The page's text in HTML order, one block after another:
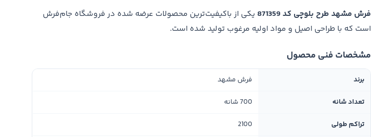
فرش مشهد طرح بلوچی کد 871359
یکی از باکیفیت‌ترین محصولات عرضه شده در فروشگاه جام‌فرش
است که با طراحی اصیل و مواد اولیه مرغوب تولید شده است.
مشخصات فنی محصول
برند فرش مشهد
تعداد شانه 700 شانه
تراکم طولی 2100